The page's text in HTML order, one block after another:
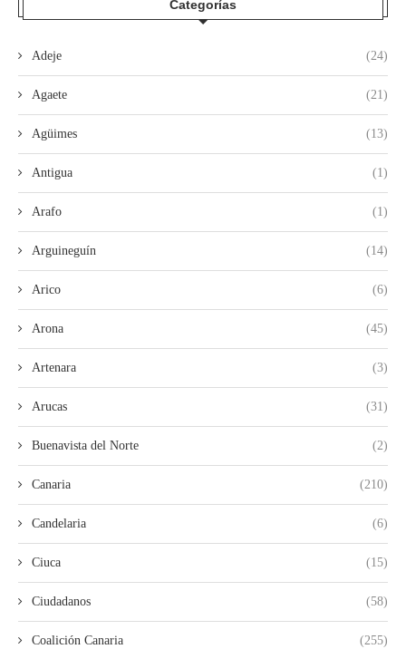
Categorías
Adeje (24)
Agaete (21)
Agüimes (13)
Antigua (1)
Arafo (1)
Arguineguín (14)
Arico (6)
Arona (45)
Artenara (3)
Arucas (31)
Buenavista del Norte (2)
Canaria (210)
Candelaria (6)
Ciuca (15)
Ciudadanos (58)
Coalición Canaria (255)